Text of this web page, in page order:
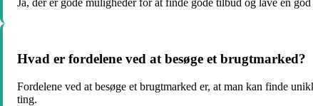
Ja, der er gode muligheder for at finde gode tilbud og lave en
Hvad er fordelene ved at besøge et brugtmarked?
Fordelene ved at besøge et brugtmarked er, at man kan finde
ting.